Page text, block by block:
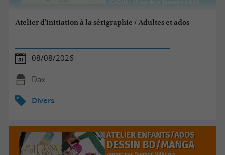
Atelier d'initiation à la sérigraphie / Adultes et ados
08/08/2026
Dax
Divers